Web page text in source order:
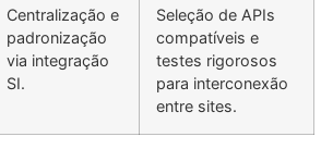
Centralização e
padronização
via integração
SI.
Seleção de APIs
compatíveis e
testes rigorosos
para interconexão
entre sites.